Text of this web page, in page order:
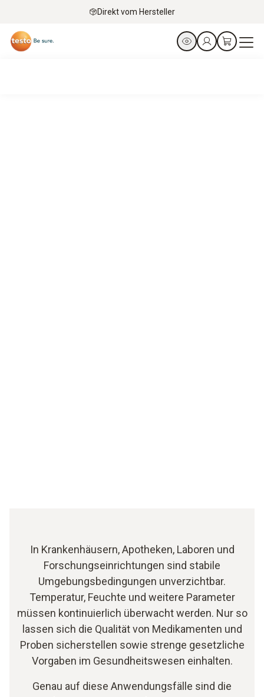
Direkt vom Hersteller
In Krankenhäusern, Apotheken, Laboren und
Forschungseinrichtungen sind stabile
Umgebungsbedingungen unverzichtbar.
Temperatur, Feuchte und weitere Parameter
müssen kontinuierlich überwacht werden. Nur so
lassen sich die Qualität von Medikamenten und
Proben sicherstellen sowie strenge gesetzliche
Vorgaben im Gesundheitswesen einhalten.
Genau auf diese Anwendungsfälle sind die